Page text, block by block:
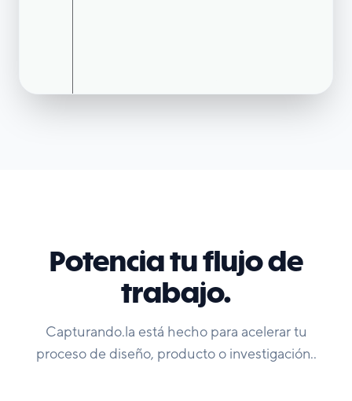
Potencia tu flujo de
trabajo.
Capturando.la está hecho para acelerar tu
proceso de diseño, producto o investigación..